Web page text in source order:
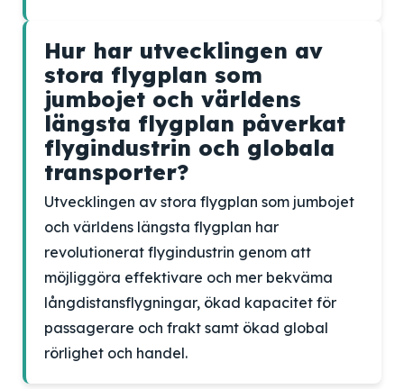
Hur har utvecklingen av
stora flygplan som
jumbojet och världens
längsta flygplan påverkat
flygindustrin och globala
transporter?
Utvecklingen av stora flygplan som jumbojet
och världens längsta flygplan har
revolutionerat flygindustrin genom att
möjliggöra effektivare och mer bekväma
långdistansflygningar, ökad kapacitet för
passagerare och frakt samt ökad global
rörlighet och handel.